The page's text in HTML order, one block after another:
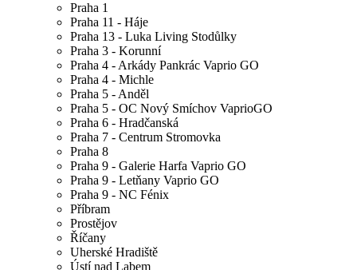
Praha 1
Praha 11 - Háje
Praha 13 - Luka Living Stodůlky
Praha 3 - Korunní
Praha 4 - Arkády Pankrác Vaprio GO
Praha 4 - Michle
Praha 5 - Anděl
Praha 5 - OC Nový Smíchov VaprioGO
Praha 6 - Hradčanská
Praha 7 - Centrum Stromovka
Praha 8
Praha 9 - Galerie Harfa Vaprio GO
Praha 9 - Letňany Vaprio GO
Praha 9 - NC Fénix
Příbram
Prostějov
Říčany
Uherské Hradiště
Ústí nad Labem